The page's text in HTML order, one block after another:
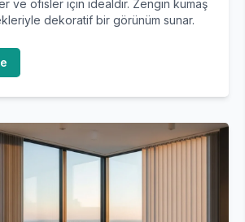
ve ofisler için idealdir. Zengin kumaş
dekoratif bir görünüm sunar.